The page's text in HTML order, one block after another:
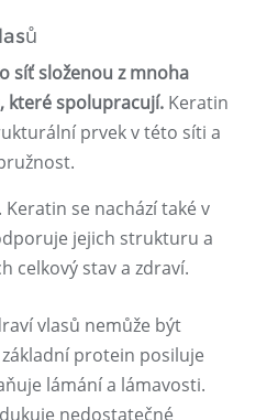
síť složenou z mnoha
které spolupracují. Keratin
prvek v této síti a
se nachází také v
jejich strukturu a
celkový stav a zdraví.
vlasů nemůže být
protein posiluje
lámání a lámavosti.
nedostatečné